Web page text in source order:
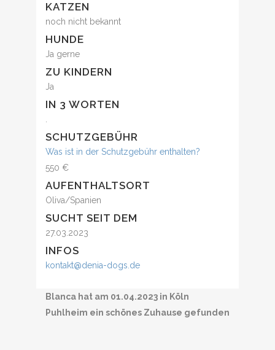
KATZEN
noch nicht bekannt
HUNDE
Ja gerne
ZU KINDERN
Ja
IN 3 WORTEN
.
SCHUTZGEBÜHR
Was ist in der Schutzgebühr enthalten?
550 €
AUFENTHALTSORT
Oliva/Spanien
SUCHT SEIT DEM
27.03.2023
INFOS
kontakt@denia-dogs.de
Blanca hat am 01.04.2023 in Köln
Puhlheim ein schönes Zuhause gefunden